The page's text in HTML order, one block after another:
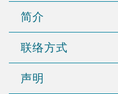
简介
联络方式
声明